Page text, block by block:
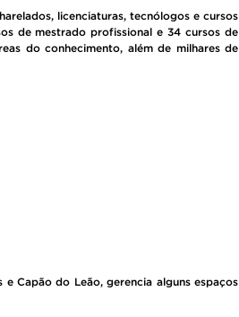
licenciaturas, tecnólogos e cursos
de mestrado profissional e 34 cursos de
do conhecimento, além de milhares de
Capão do Leão, gerencia alguns espaços